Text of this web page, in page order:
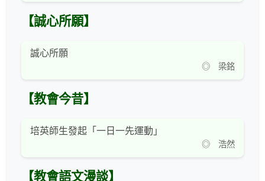
【誠心所願】
誠心所願
◎ 梁銘
【教會今昔】
培英師生發起「一日一先運動」
◎ 浩然
【教會語文漫談】